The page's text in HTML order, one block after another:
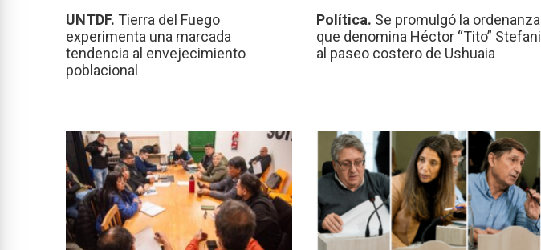
UNTDF. Tierra del Fuego
experimenta una marcada
tendencia al envejecimiento
poblacional
Política. Se promulgó la ordenanza
que denomina Héctor “Tito” Stefani
al paseo costero de Ushuaia